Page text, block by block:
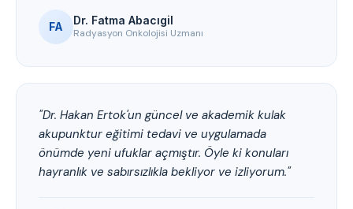
FA Dr. Fatma Abacıgil
Radyasyon Onkolojisi Uzmanı
"Dr. Hakan Ertok'un güncel ve akademik kulak
akupunktur eğitimi tedavi ve uygulamada
önümde yeni ufuklar açmıştır. Öyle ki konuları
hayranlık ve sabırsızlıkla bekliyor ve izliyorum."